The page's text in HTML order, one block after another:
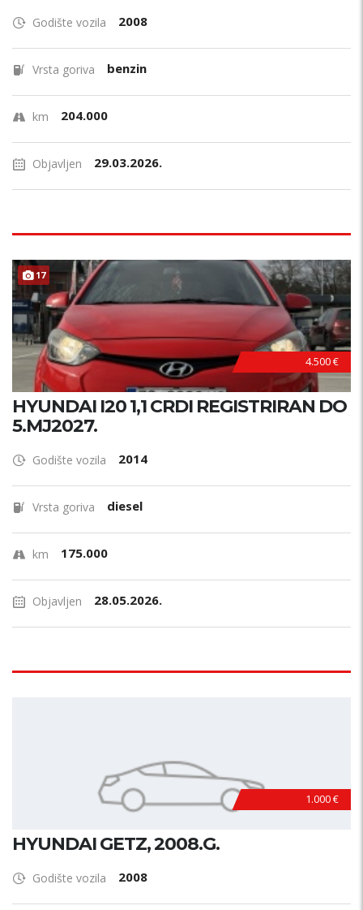
Godište vozila 2008
Vrsta goriva benzin
km 204.000
Objavljen 29.03.2026.
17
4.500 €
HYUNDAI I20 1,1 CRDI REGISTRIRAN DO
5.MJ2027.
Godište vozila 2014
Vrsta goriva diesel
km 175.000
Objavljen 28.05.2026.
1.000 €
HYUNDAI GETZ, 2008.G.
Godište vozila 2008